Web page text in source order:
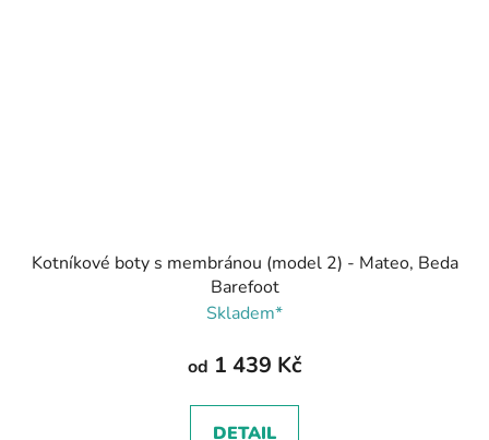
Kotníkové boty s membránou (model 2) - Mateo, Beda
Barefoot
Skladem*
od 1 439 Kč
DETAIL